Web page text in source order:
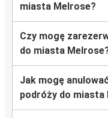
miasta Melrose?
Czy mogę
do miasta
Jak mogę
podróży do miasta